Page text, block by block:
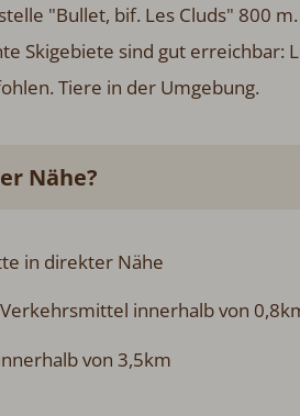
ab Haus 1 m,
Wandergebiete:
innerhalb von 0,8km
von 3,5km